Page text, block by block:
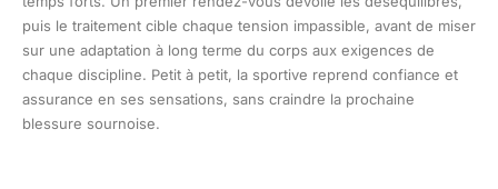
puis le traitement cible chaque tension impassible, avant de miser
sur une adaptation à long terme du corps aux exigences de
chaque discipline. Petit à petit, la sportive reprend confiance et
assurance en ses sensations, sans craindre la prochaine
blessure sournoise.